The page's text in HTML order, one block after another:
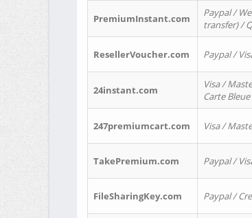
PremiumInstant.com
Paypal /
transfer) /
ResellerVoucher.com Paypal /
24instant.com
Visa /
Carte
247premiumcart.com Visa /
TakePremium.com Paypal /
FileSharingKey.com Paypal /